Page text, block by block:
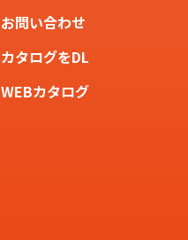
お問い合わせ
カタログをDL
WEBカタログ